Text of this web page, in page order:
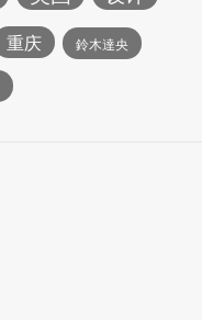
重庆 鈴木達央